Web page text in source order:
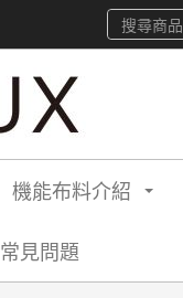
機能布料介紹
常見問題